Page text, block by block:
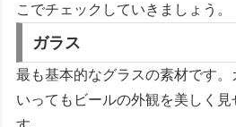
こでチェックしていきましょう。
ガラス
最も基本的なグラスの素材です。
いってもビールの外観を美しく見